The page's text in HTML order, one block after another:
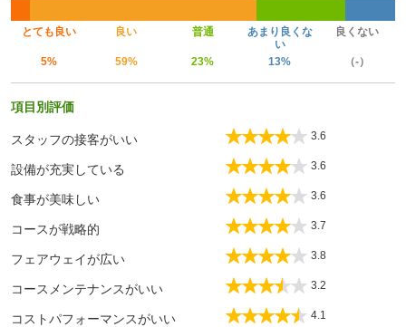
とても良い 良い 普通
あまり良くな
い
良くない
5% 59% 23% 13% （-）
項目別評価
スタッフの接客がいい 3.6
設備が充実している 3.6
食事が美味しい 3.6
コースが戦略的 3.7
フェアウェイが広い 3.8
コースメンテナンスがいい 3.2
コストパフォーマンスがいい 4.1